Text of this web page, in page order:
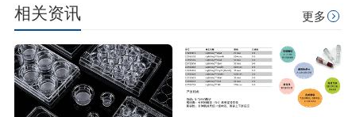
相关资讯 更多